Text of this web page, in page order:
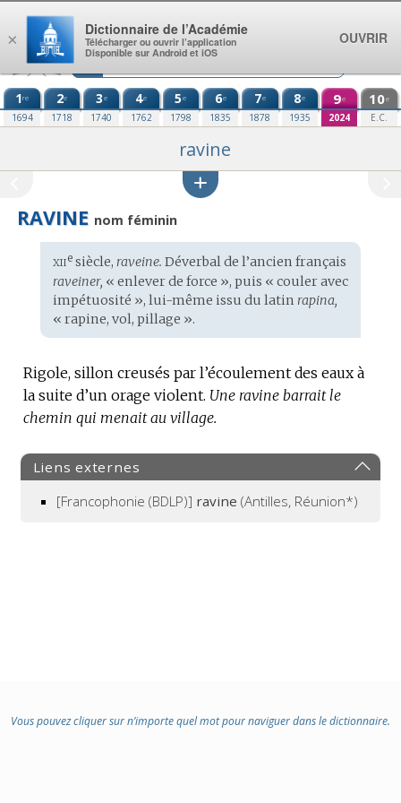
Aller au contenu
1re
1694
2e
1718
3e
1740
4e
1762
5e
1798
6e
1835
7e
1878
8e
1935
9e
2024
10e
E.C.
ravine
RAVINE nom féminin
Étymologie
:
xiiesiècle, raveine. Déverbal de l’ancien français
raveiner, « enlever de force », puis « couler avec
impétuosité », lui-même issu du latin rapina,
« rapine, vol, pillage ».
Rigole, sillon creusés par l’écoulement des eaux à
la suite d’un orage violent. Une ravine barrait le
chemin qui menait au village.
Liens externes
[Francophonie (BDLP)] ravine (Antilles, Réunion*)
Vous pouvez cliquer sur n’importe quel mot pour naviguer dans le dictionnaire.
×
Dictionnaire de l’Académie
Télécharger ou ouvrir l’application
Disponible sur Android et iOS
OUVRIR